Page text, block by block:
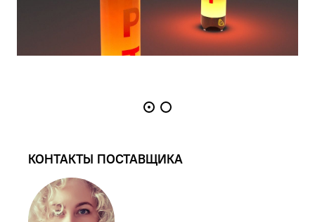
КОНТАКТЫ ПОСТАВЩИКА